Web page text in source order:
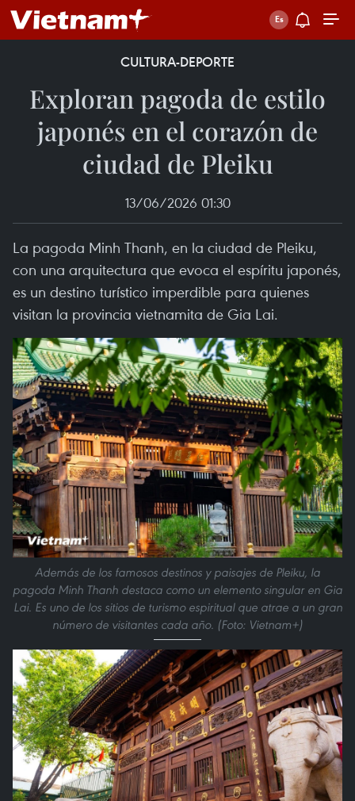
CULTURA-DEPORTE
Exploran pagoda de estilo
japonés en el corazón de
ciudad de Pleiku
13/06/2026 01:30
La pagoda Minh Thanh, en la ciudad de Pleiku,
con una arquitectura que evoca el espíritu japonés,
es un destino turístico imperdible para quienes
visitan la provincia vietnamita de Gia Lai.
Además de los famosos destinos y paisajes de Pleiku, la
pagoda Minh Thanh destaca como un elemento singular en Gia
Lai. Es uno de los sitios de turismo espiritual que atrae a un gran
número de visitantes cada año. (Foto: Vietnam+)